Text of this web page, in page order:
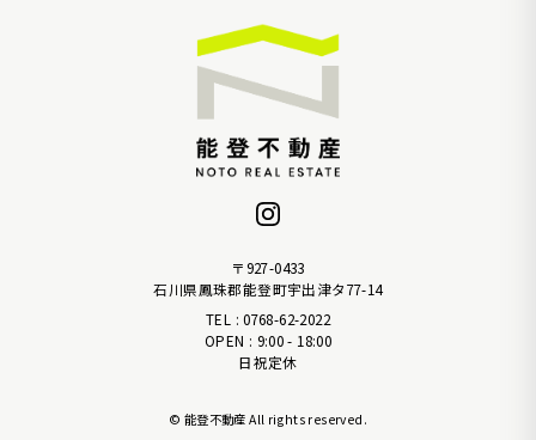
〒927-0433
石川県鳳珠郡能登町宇出津タ77-14
TEL : 0768-62-2022
OPEN : 9:00 - 18:00
日祝定休
© 能登不動産 All rights reserved.